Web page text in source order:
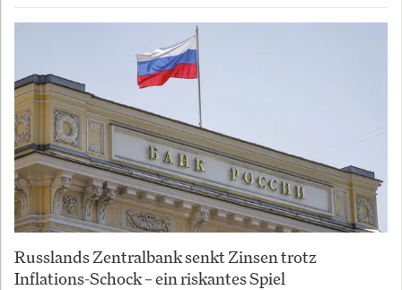
Russlands Zentralbank senkt Zinsen trotz
Inflations-Schock – ein riskantes Spiel